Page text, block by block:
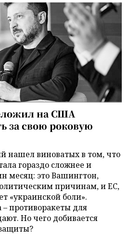
на США
за свою роковую
нашел виноватых в том, что
гораздо сложнее и
месяц: это Вашингтон,
причинам, и ЕС,
«украинской боли».
противоракеты для
Но чего добивается